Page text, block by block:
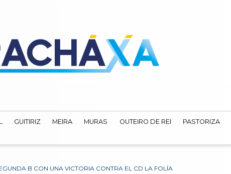
GUITIRIZ MEIRA MURAS OUTEIRO DE REI PASTORIZA
B CON UNA VICTORIA CONTRA EL CD LA FOLÍA